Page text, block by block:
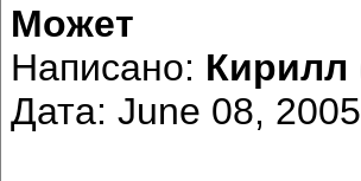
Может
Написано: Кирилл
Дата: June 08,